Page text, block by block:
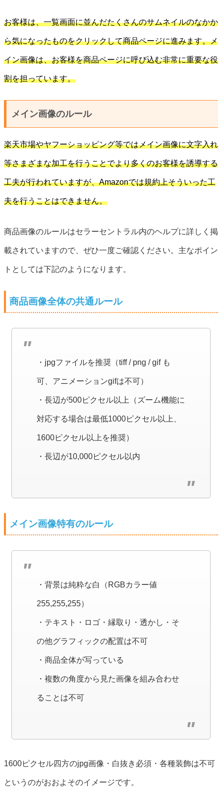
お客様は、一覧画面に並んだたくさんのサムネイルのなかか
ら気になったものをクリックして商品ページに進みます。メ
イン画像は、お客様を商品ページに呼び込む非常に重要な役
割を担っています。
メイン画像のルール
楽天市場やヤフーショッピング等ではメイン画像に文字入れ
等さまざまな加工を行うことでより多くのお客様を誘導する
工夫が行われていますが、Amazonでは規約上そういった工
夫を行うことはできません。
商品画像のルールはセラーセントラル内のヘルプに詳しく掲
載されていますので、ぜひ一度ご確認ください。主なポイン
トとしては下記のようになります。
商品画像全体の共通ルール
・jpgファイルを推奨（tiff / png / gif も
可、アニメーションgifは不可）
・長辺が500ピクセル以上（ズーム機能に
対応する場合は最低1000ピクセル以上、
1600ピクセル以上を推奨）
・長辺が10,000ピクセル以内
メイン画像特有のルール
・背景は純粋な白（RGBカラー値
255,255,255）
・テキスト・ロゴ・縁取り・透かし・そ
の他グラフィックの配置は不可
・商品全体が写っている
・複数の角度から見た画像を組み合わせ
ることは不可
1600ピクセル四方のjpg画像・白抜き必須・各種装飾は不可
というのがおおよそのイメージです。